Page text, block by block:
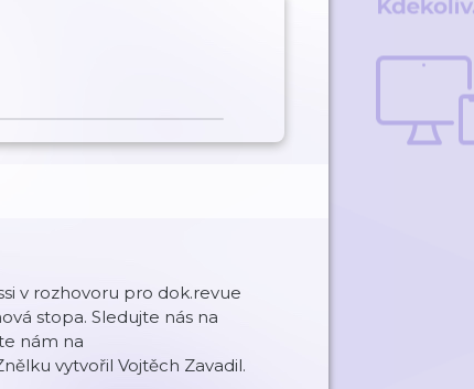
v rozhovoru pro dok.revue
stopa. Sledujte nás na
nám na
vytvořil Vojtěch Zavadil.